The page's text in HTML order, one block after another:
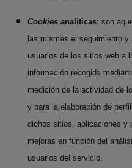
Cookies analíticas: son
las mismas el seguimiento
usuarios de los sitios web a
información recogida
medición de la actividad de
y para la elaboración de
dichos sitios, aplicaciones y
mejoras en función del
usuarios del servicio.